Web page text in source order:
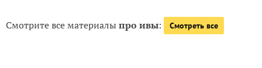
Смотрите все материалыпро ивы: Смотреть все